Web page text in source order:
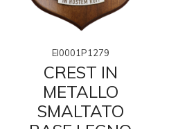
EI0001P1279
CREST IN
METALLO
SMALTATO